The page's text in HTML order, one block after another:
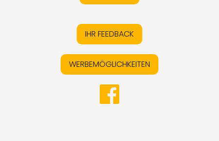
IHR FEEDBACK
WERBEMÖGLICHKEITEN